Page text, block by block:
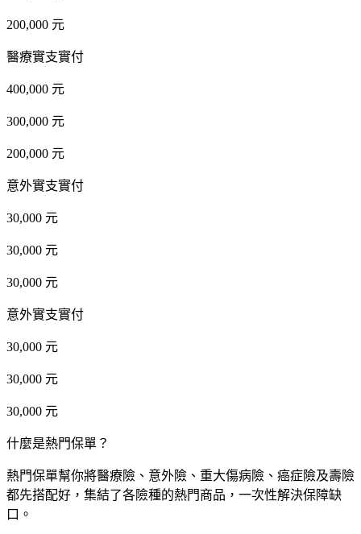
200,000 元
醫療實支實付
400,000 元
300,000 元
200,000 元
意外實支實付
30,000 元
30,000 元
30,000 元
意外實支實付
30,000 元
30,000 元
30,000 元
什麼是熱門保單？
熱門保單幫你將醫療險、意外險、重大傷病險、癌症險及壽險
都先搭配好，集結了各險種的熱門商品，一次性解決保障缺
口。